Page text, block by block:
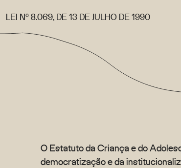
LEI Nº 8.069, DE 13 DE JULHO DE 1990
O Estatuto da Criança e do
democratização e da